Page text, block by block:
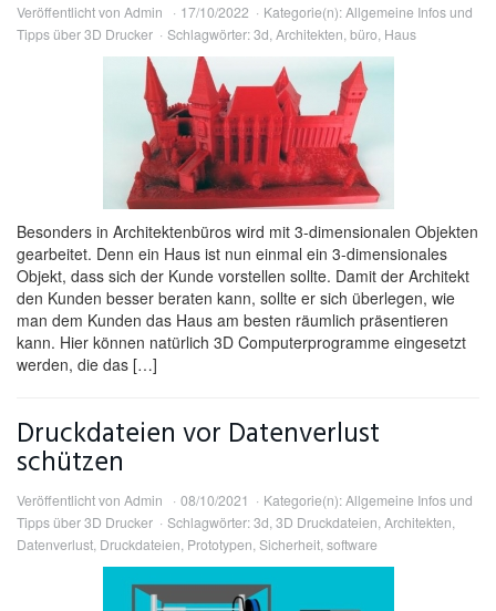
Veröffentlicht von Admin 17/10/2022 Kategorie(n):Allgemeine Infos und
Tipps über 3D Drucker
Schlagwörter:3d, Architekten, büro, Haus
Besonders in Architektenbüros wird mit 3-dimensionalen Objekten
gearbeitet. Denn ein Haus ist nun einmal ein 3-dimensionales
Objekt, dass sich der Kunde vorstellen sollte. Damit der Architekt
den Kunden besser beraten kann, sollte er sich überlegen, wie
man dem Kunden das Haus am besten räumlich präsentieren
kann. Hier können natürlich 3D Computerprogramme eingesetzt
werden, die das […]
Druckdateien vor Datenverlust
schützen
Veröffentlicht von Admin 08/10/2021 Kategorie(n):Allgemeine Infos und
Tipps über 3D Drucker
Schlagwörter:3d, 3D Druckdateien, Architekten,
Datenverlust, Druckdateien, Prototypen, Sicherheit, software